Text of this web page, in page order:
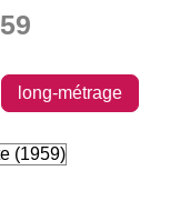
long-métrage